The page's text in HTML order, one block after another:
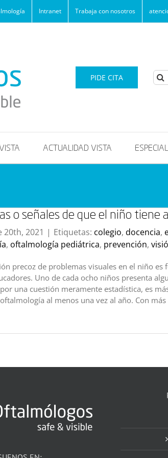
Intranet Trabaja con nosotros
PIDE CITA
ACTUALIDAD VISTA
o señales de que el niño tiene
2021 | Etiquetas: colegio, docencia,
, oftalmología pediátrica, prevención,
precoz de problemas visuales en el niño
Uno de cada ocho niños presenta
una cuestión meramente estadística, es
al menos una vez al año. Con